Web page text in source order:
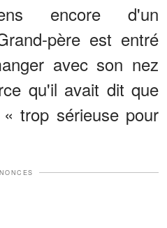
encore d'un
père est entré
avec son nez
qu'il avait dit que
trop sérieuse pour